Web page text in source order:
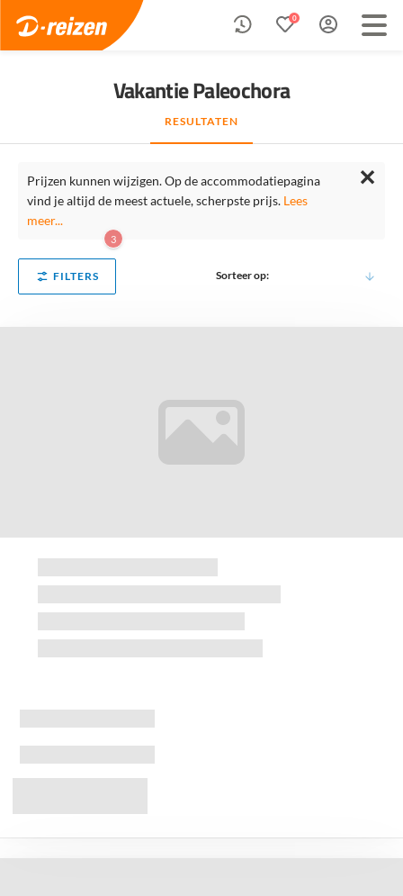
0
Vakantie Paleochora
RESULTATEN
Prijzen kunnen wijzigen. Op de accommodatiepagina
vind je altijd de meest actuele, scherpste prijs. Lees
meer...
✕
FILTERS
3
Sorteer op: